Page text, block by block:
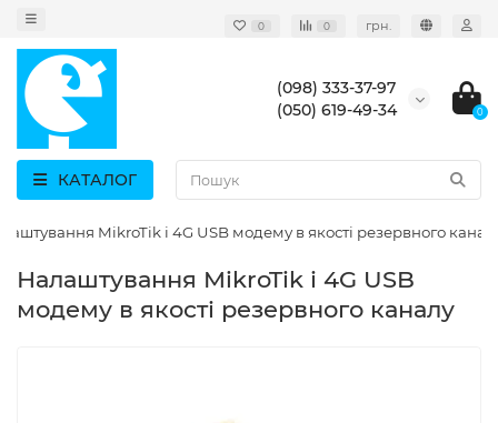
0 0 грн.
(098) 333-37-97
(050) 619-49-34
0
КАТАЛОГ
MikroTik і 4G USB модему в якості резервного
Налаштування MikroTik і 4G USB
модему в якості резервного каналу